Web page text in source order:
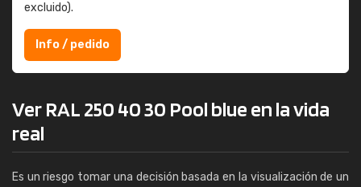
excluido).
Info / pedido
Ver RAL 250 40 30 Pool blue en la vida
real
Es un riesgo tomar una decisión basada en la visualización de un